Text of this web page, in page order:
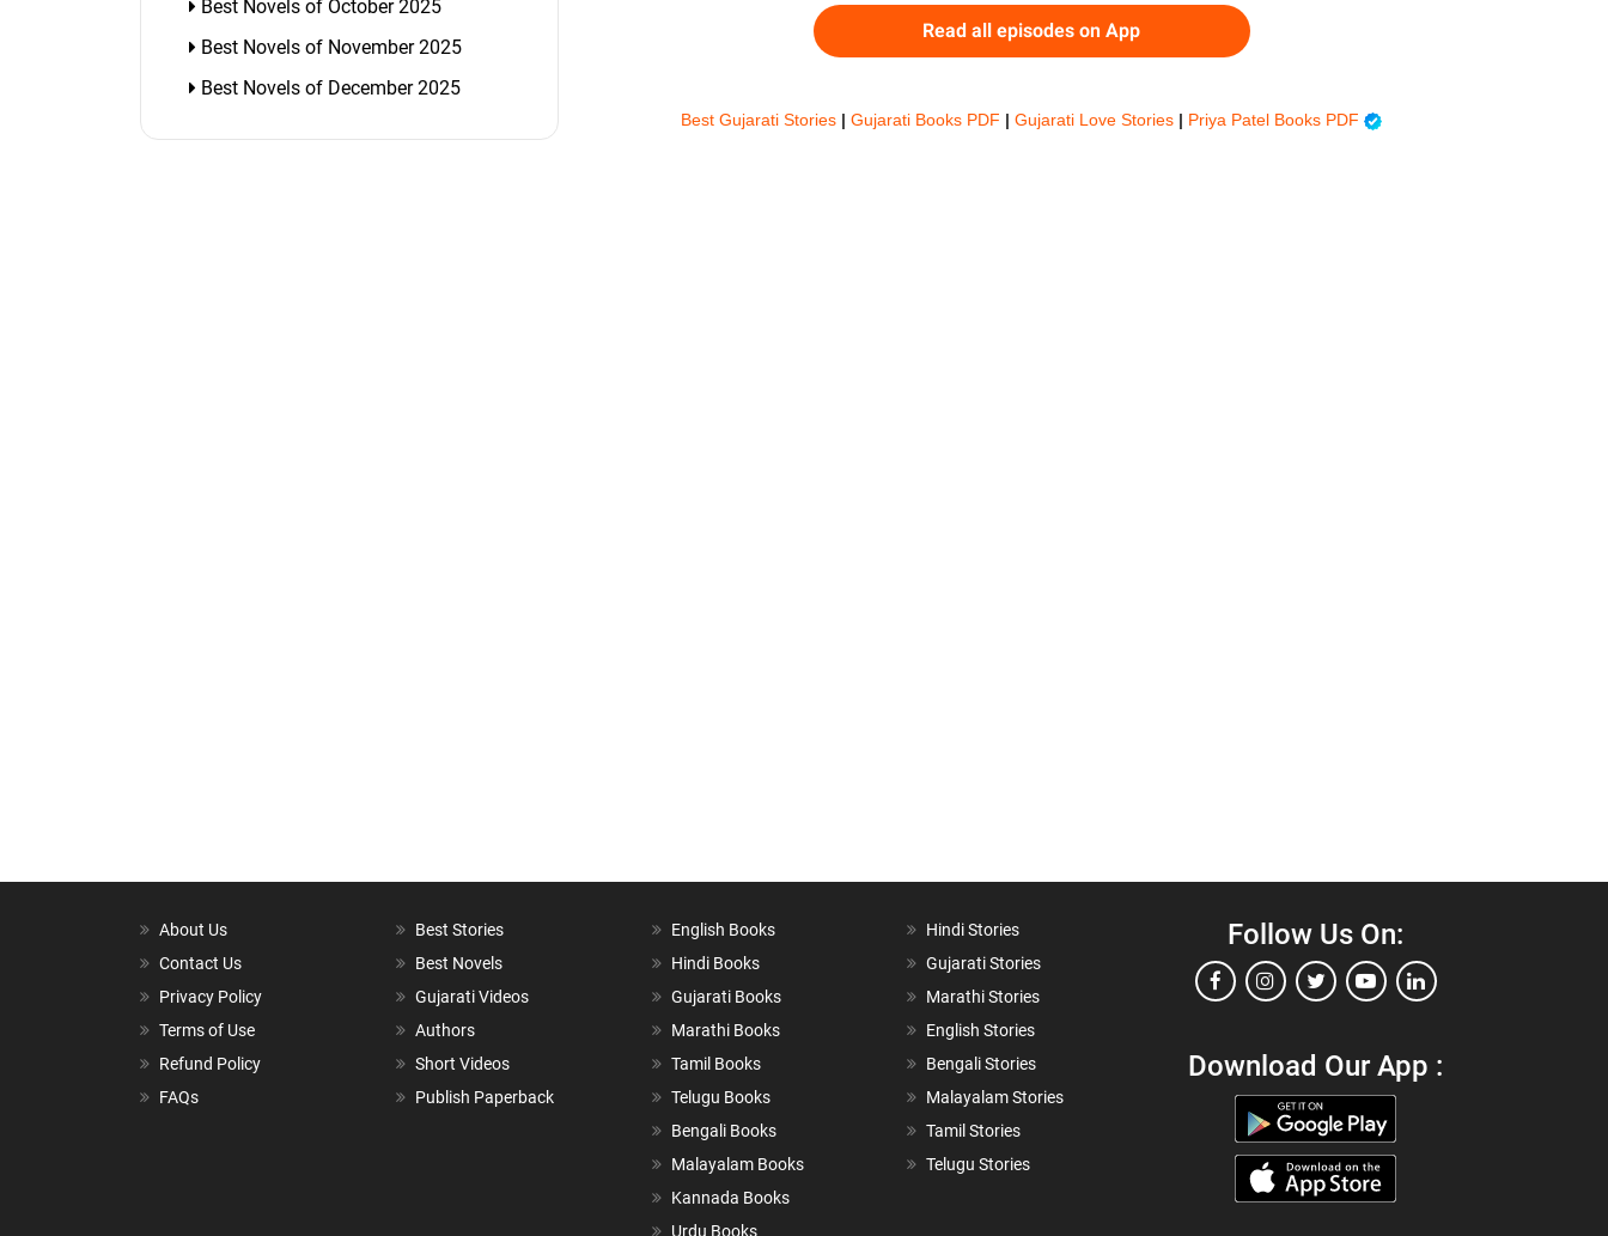
Best Novels of October 2025
Best Novels of November 2025
Best Novels of December 2025
Read all episodes on App
Best Gujarati Stories | Gujarati Books PDF | Gujarati Love Stories | Priya Patel Books PDF
About Us
Contact Us
Privacy Policy
Terms of Use
Refund Policy
FAQs
Best Stories
Best Novels
Gujarati Videos
Authors
Short Videos
Publish Paperback
English Books
Hindi Books
Gujarati Books
Marathi Books
Tamil Books
Telugu Books
Bengali Books
Malayalam Books
Kannada Books
Urdu Books
Hindi Stories
Gujarati Stories
Marathi Stories
English Stories
Bengali Stories
Malayalam Stories
Tamil Stories
Telugu Stories
Follow Us On:
Download Our App :